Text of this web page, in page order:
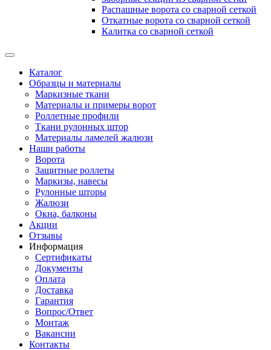
Распашные ворота со сварной сеткой
Откатные ворота со сварной сеткой
Калитка со сварной сеткой
Каталог
Образцы и материалы
Маркизные ткани
Материалы и примеры ворот
Роллетные профили
Ткани рулонных штор
Материалы ламелей жалюзи
Наши работы
Ворота
Защитные роллеты
Маркизы, навесы
Рулонные шторы
Жалюзи
Окна, балконы
Акции
Отзывы
Информация
Сертификаты
Документы
Оплата
Доставка
Гарантия
Вопрос/Ответ
Монтаж
Вакансии
Контакты